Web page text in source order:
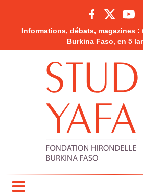
Informations, débats, magazines :
Burkina Faso, en 5